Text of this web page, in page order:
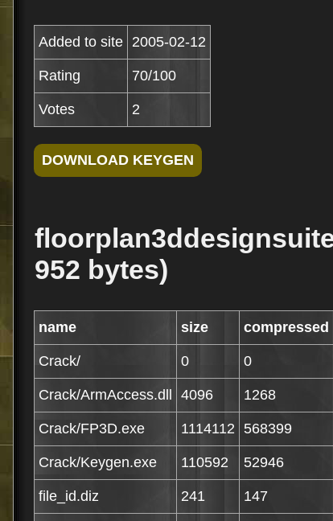
Added to site 2005-02-12
Rating 70/100
Votes 2
952 bytes)
name size compressed
Crack/ 0 0
Crack/ArmAccess.dll 4096 1268
Crack/FP3D.exe 1114112 568399
Crack/Keygen.exe 110592 52946
file_id.diz 241 147